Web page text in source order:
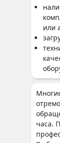
или
часа.